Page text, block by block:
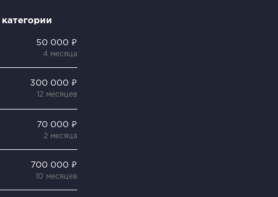
50 000 ₽
4 месяца
300 000 ₽
12 месяцев
70 000 ₽
2 месяца
700 000 ₽
10 месяцев